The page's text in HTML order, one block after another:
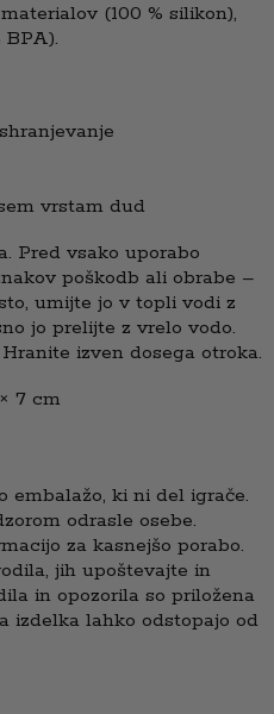
(100 % silikon),
vrstam dud
Pred vsako uporabo
poškodb ali obrabe –
umijte jo v topli vodi z
jo prelijte z vrelo vodo.
izven dosega otroka.
7 cm
embalažo, ki ni del igrače.
odrasle osebe.
za kasnejšo porabo.
jih upoštevajte in
in opozorila so priložena
izdelka lahko odstopajo od